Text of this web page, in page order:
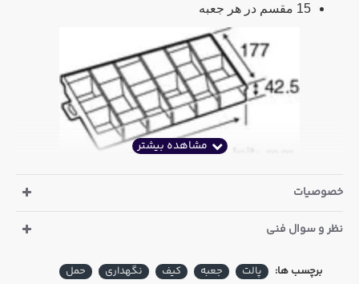
15 مقسم در هر جعبه
خصوصیات
نظر و سوال فنی
برچسب ها: پالت جعبه کیف نگهداری حمل